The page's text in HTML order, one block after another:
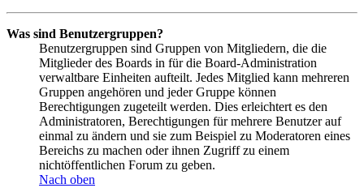
Was sind Benutzergruppen?
Benutzergruppen sind Gruppen von Mitgliedern, die die
Mitglieder des Boards in für die Board-Administration
verwaltbare Einheiten aufteilt. Jedes Mitglied kann mehreren
Gruppen angehören und jeder Gruppe können
Berechtigungen zugeteilt werden. Dies erleichtert es den
Administratoren, Berechtigungen für mehrere Benutzer auf
einmal zu ändern und sie zum Beispiel zu Moderatoren eines
Bereichs zu machen oder ihnen Zugriff zu einem
nichtöffentlichen Forum zu geben.
Nach oben